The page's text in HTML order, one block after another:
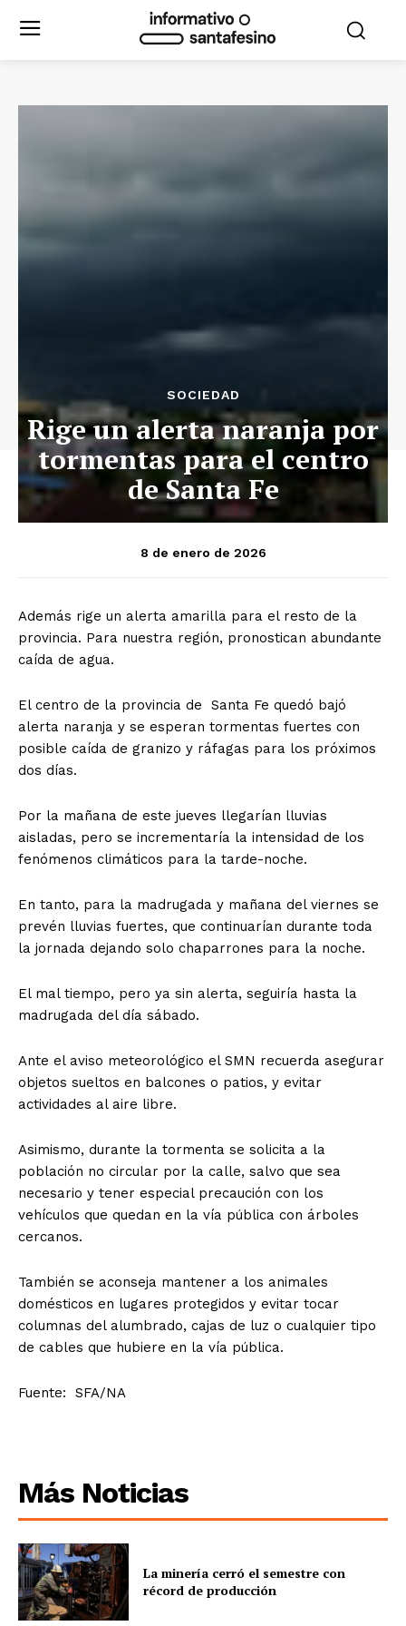
SOCIEDAD
Rige un alerta naranja por
tormentas para el centro
de Santa Fe
8 de enero de 2026
Además rige un alerta amarilla para el resto de la
provincia. Para nuestra región, pronostican abundante
caída de agua.
El centro de la provincia de Santa Fe quedó bajó
alerta naranja y se esperan tormentas fuertes con
posible caída de granizo y ráfagas para los próximos
dos días.
Por la mañana de este jueves llegarían lluvias
aisladas, pero se incrementaría la intensidad de los
fenómenos climáticos para la tarde-noche.
En tanto, para la madrugada y mañana del viernes se
prevén lluvias fuertes, que continuarían durante toda
la jornada dejando solo chaparrones para la noche.
El mal tiempo, pero ya sin alerta, seguiría hasta la
madrugada del día sábado.
Ante el aviso meteorológico el SMN recuerda asegurar
objetos sueltos en balcones o patios, y evitar
actividades al aire libre.
Asimismo, durante la tormenta se solicita a la
población no circular por la calle, salvo que sea
necesario y tener especial precaución con los
vehículos que quedan en la vía pública con árboles
cercanos.
También se aconseja mantener a los animales
domésticos en lugares protegidos y evitar tocar
columnas del alumbrado, cajas de luz o cualquier tipo
de cables que hubiere en la vía pública.
Fuente: SFA/NA
Más Noticias
La minería cerró el semestre con
récord de producción